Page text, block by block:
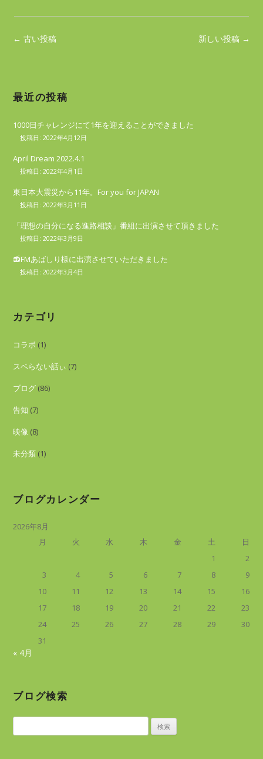
P
n
a
i
a
← 古い投稿 新しい投稿 →
最近の投稿
1000日チャレンジにて1年を迎えることができました
2022年4月12日
April Dream 2022.4.1
2022年4月1日
東日本大震災から11年。For you for JAPAN
2022年3月11日
「理想の自分になる進路相談」番組に出演させて頂きました
2022年3月9日
📻FMあばしり様に出演させていただきました
2022年3月4日
カテゴリ
コラボ (1)
スベらない話ぃ (7)
ブログ (86)
告知 (7)
映像 (8)
未分類 (1)
ブログカレンダー
2026年8月
月
火 水 木 金 土
日
1
2
3
4 5 6 7 8
9
10
11 12 13 14 15
16
17
18 19 20 21 22
23
24
25 26 27 28 29
30
31
« 4月
ブログ検索
索: